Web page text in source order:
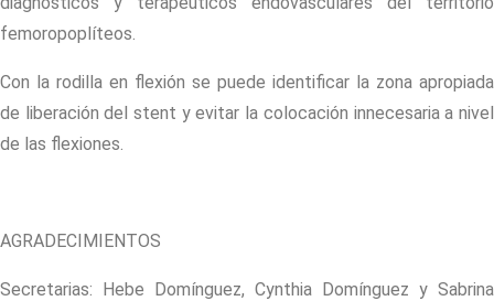
femoropoplíteos.
Con la rodilla en flexión se puede identificar la zona apropiada
de liberación del stent y evitar la colocación innecesaria a nivel
de las flexiones.
AGRADECIMIENTOS
Secretarias: Hebe Domínguez, Cynthia Domínguez y Sabrina